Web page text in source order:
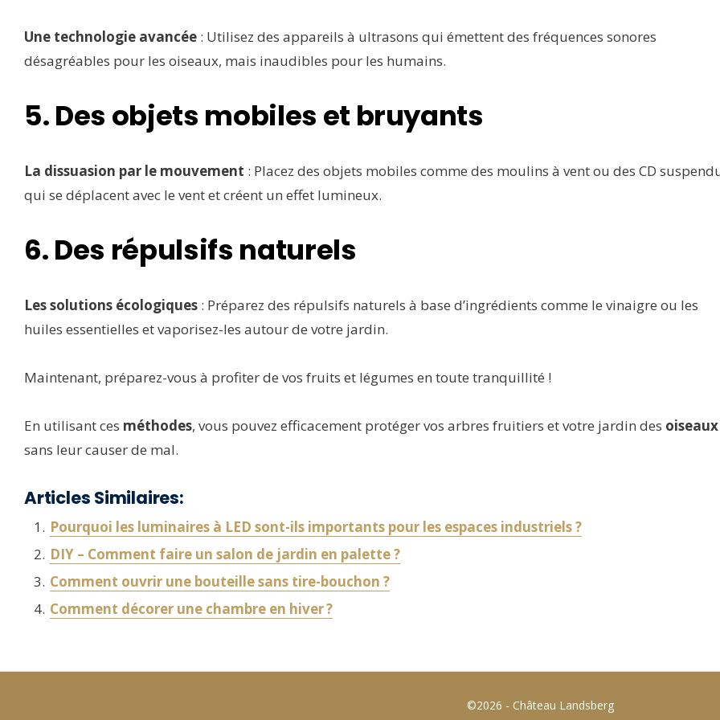
Une technologie avancée : Utilisez des appareils à ultrasons qui émettent des fréquences sonores
désagréables pour les oiseaux, mais inaudibles pour les humains.
5. Des objets mobiles et bruyants
La dissuasion par le mouvement : Placez des objets mobiles comme des moulins à vent ou des CD
qui se déplacent avec le vent et créent un effet lumineux.
6. Des répulsifs naturels
Les solutions écologiques : Préparez des répulsifs naturels à base d’ingrédients comme le vinaigre ou les
huiles essentielles et vaporisez-les autour de votre jardin.
Maintenant, préparez-vous à profiter de vos fruits et légumes en toute tranquillité !
En utilisant ces méthodes, vous pouvez efficacement protéger vos arbres fruitiers et votre jardin des oiseaux
sans leur causer de mal.
Articles Similaires:
Pourquoi les luminaires à LED sont-ils importants pour les espaces industriels ?
DIY – Comment faire un salon de jardin en palette ?
Comment ouvrir une bouteille sans tire-bouchon ?
Comment décorer une chambre en hiver ?
©2026 - Château Landsberg